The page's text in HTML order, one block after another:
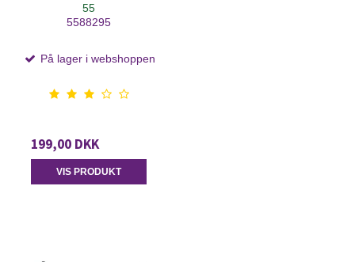
55
5588295
På lager i webshoppen
199,00 DKK
VIS PRODUKT